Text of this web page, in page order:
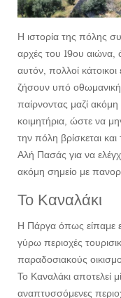
Η ιστορία της πόλης
αρχές του 19ου αιώνα,
αυτόν, πολλοί
ζήσουν υπό οθωμανική
παίρνοντας μαζί
κοιμητήρια, ώστε να
την πόλη βρίσκεται
Αλή Πασάς για να
ακόμη σημείο με
Το Καναλάκι
Η Πάργα όπως είπαμε
γύρω περιοχές
παραδοσιακούς
Το Καναλάκι αποτελεί
αναπτυσσόμενες